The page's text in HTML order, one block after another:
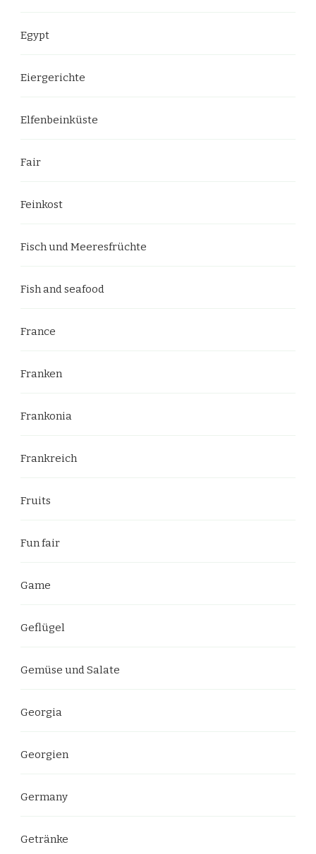
Egypt
Eiergerichte
Elfenbeinküste
Fair
Feinkost
Fisch und Meeresfrüchte
Fish and seafood
France
Franken
Frankonia
Frankreich
Fruits
Fun fair
Game
Geflügel
Gemüse und Salate
Georgia
Georgien
Germany
Getränke